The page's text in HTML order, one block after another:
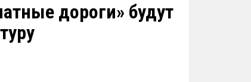
дороги» будут